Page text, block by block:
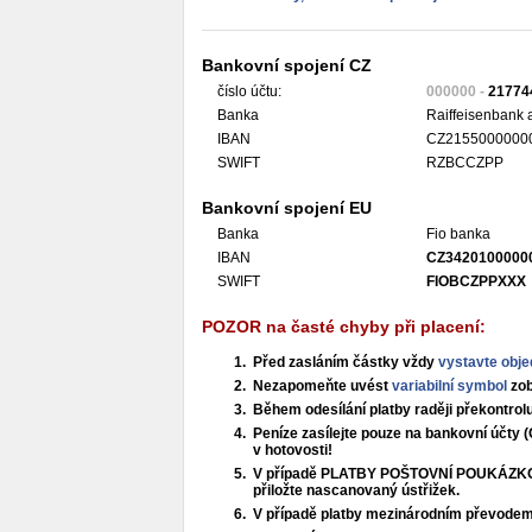
Bankovní spojení CZ
číslo účtu: 000000 -
Banka
Raiffeisenbank
IBAN
SWIFT
RZBCCZPP
Bankovní spojení EU
Banka
Fio banka
IBAN
SWIFT
FIOBCZPPXXX
POZOR na časté chyby při placení:
Před zasláním částky vždy vystavte
Nezapomeňte uvést variabilní symbol
Během odesílání platby raději
Peníze zasílejte pouze na bankovní účty
v hotovosti!
V případě PLATBY POŠTOVNÍ
přiložte nascanovaný ústřižek.
V případě platby mezinárodním